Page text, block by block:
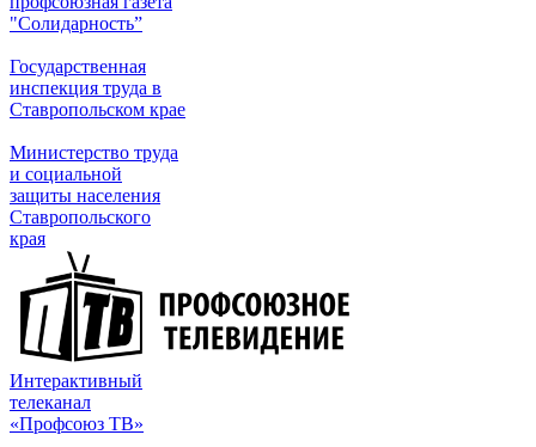
"Солидарность”
Государственная
инспекция труда в
Ставропольском крае
Министерство труда
и социальной
защиты населения
Ставропольского
края
Интерактивный
телеканал
«Профсоюз ТВ»